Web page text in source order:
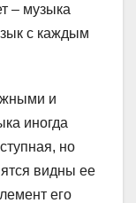
– музыка
с каждым
и
иногда
но
видны ее
его